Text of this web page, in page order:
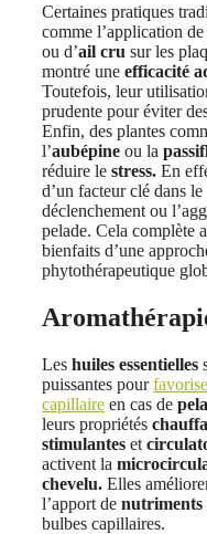
Certaines pratiques
comme l’application de
ou d’ail cru sur les
montré une efficacité
Toutefois, leur
prudente pour éviter
Enfin, des plantes
l’aubépine ou la
réduire le stress. En
d’un facteur clé dans le
déclenchement ou
pelade. Cela complète
bienfaits d’une
phytothérapeutique
Les huiles essentielles
puissantes pour
capillaire en cas de
leurs propriétés
stimulantes et
activent la
chevelu. Elles
l’apport de nutriments
bulbes capillaires.